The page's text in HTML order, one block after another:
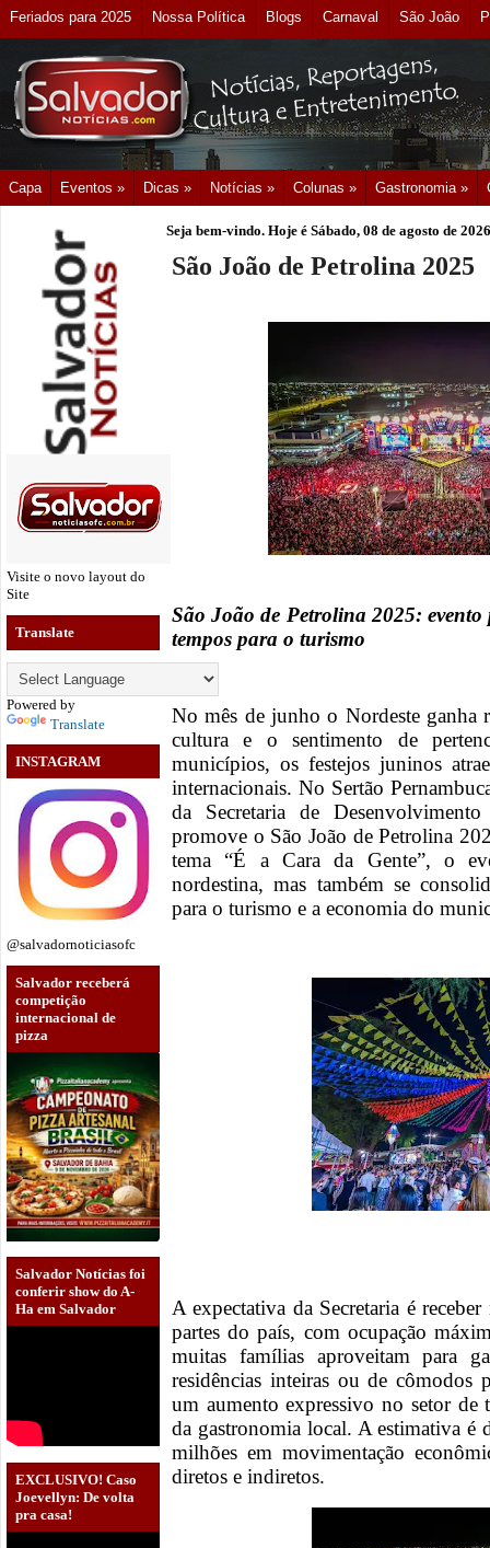
Feriados para 2025 Nossa Política Blogs Carnaval São João
Capa Eventos » Dicas » Notícias » Colunas » Gastronomia »
Visite o novo layout do
Site
Translate
Powered by
Translate
INSTAGRAM
@salvadornoticiasofc
Salvador receberá
competição
internacional de
pizza
Salvador Notícias foi
conferir show do A-
Ha em Salvador
EXCLUSIVO! Caso
Joevellyn: De volta
pra casa!
Seja bem-vindo. Hoje é Sábado, 08 de agosto de 2026
São João de Petrolina 2025
São João de Petrolina 2025: evento
tempos para o turismo
No mês de junho o Nordeste ganha
cultura e o sentimento de
municípios, os festejos juninos
internacionais. No Sertão
da Secretaria de
promove o São João de Petrolina
tema “É a Cara da Gente”, o
nordestina, mas também se
para o turismo e a economia do
A expectativa da Secretaria é
partes do país, com ocupação
muitas famílias aproveitam para
residências inteiras ou de cômodos
um aumento expressivo no setor de
da gastronomia local. A estimativa é
milhões em movimentação
diretos e indiretos.